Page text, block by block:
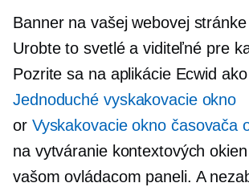
Banner na vašej webovej
Urobte to svetlé a viditeľné pre
Pozrite sa na aplikácie Ecwid
Jednoduché vyskakovacie okno
or Vyskakovacie okno časovača
na vytváranie kontextových
vašom ovládacom paneli. A